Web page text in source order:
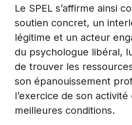
Le SPEL s’affirme ainsi
soutien concret, un
légitime et un acteur
du psychologue libéral,
de trouver les
son épanouissement
l’exercice de son activité
meilleures conditions.